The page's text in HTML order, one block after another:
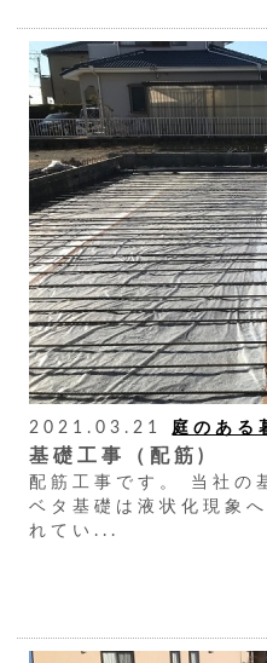
2021.03.21 庭のある
基礎工事（配筋)
配筋工事です。 当社の
ベタ基礎は液状化現象
れてい...